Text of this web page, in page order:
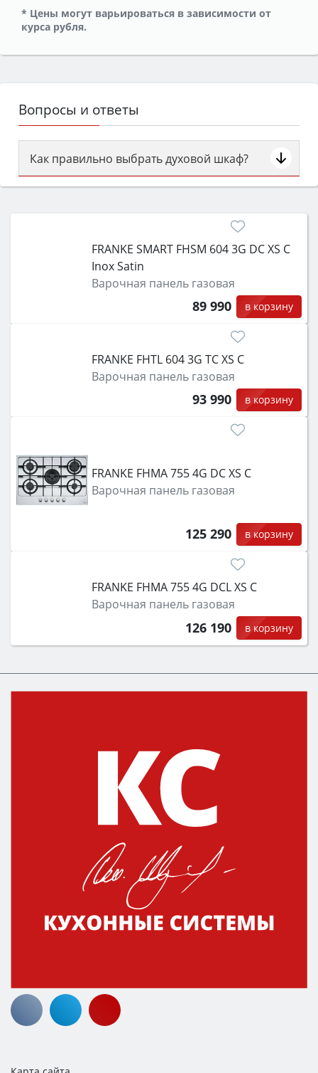
* Цены могут варьироваться в зависимости от
курса рубля.
Вопросы и ответы
Как правильно выбрать духовой шкаф?
Сначала определитесь с типом (газовый или
затем смотрите на объём 50–70 л для семьи,
функции (конвекция, гриль, самоочистка,
защита от детей).
FRANKE SMART FHSM 604 3G DC XS C
Inox Satin
Варочная панель газовая
89 990 в корзину
FRANKE FHTL 604 3G TC XS C
Варочная панель газовая
93 990 в корзину
FRANKE FHMA 755 4G DC XS C
Варочная панель газовая
125 290 в корзину
FRANKE FHMA 755 4G DCL XS C
Варочная панель газовая
126 190 в корзину